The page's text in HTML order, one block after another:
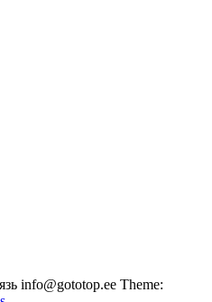
info@gototop.ee Theme: